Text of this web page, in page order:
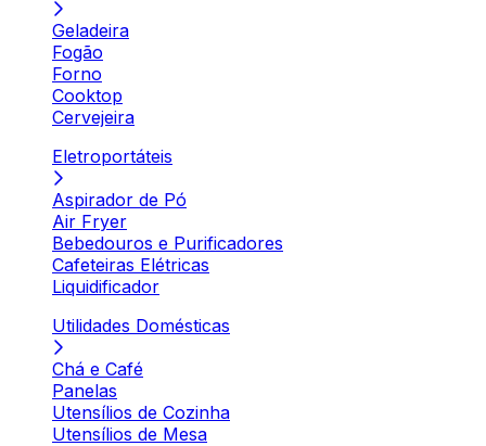
Geladeira
Fogão
Forno
Cooktop
Cervejeira
Eletroportáteis
Aspirador de Pó
Air Fryer
Bebedouros e Purificadores
Cafeteiras Elétricas
Liquidificador
Utilidades Domésticas
Chá e Café
Panelas
Utensílios de Cozinha
Utensílios de Mesa